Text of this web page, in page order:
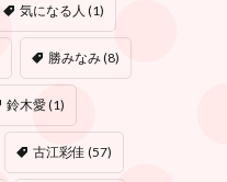
気になる人 (1)
勝みなみ(8)
鈴木愛(1)
古江彩佳 (57)